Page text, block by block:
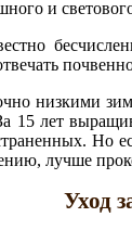
и
низкими
15 лет
Но
лучше
Уход